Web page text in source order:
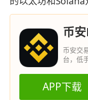
币
币安交
台，低
APP下载